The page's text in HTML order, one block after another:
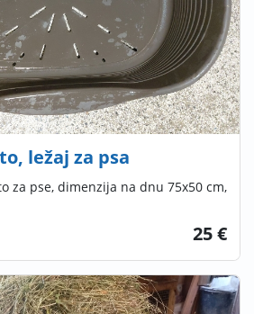
ležaj za psa
za pse, dimenzija na dnu 75x50 cm,
25 €